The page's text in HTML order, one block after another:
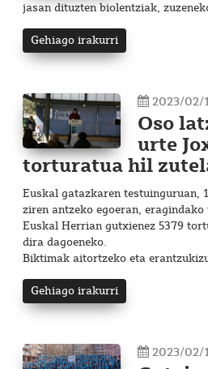
jasan dituzten biolentziak,
Gehiago irakurri
2023/02/
Oso
urte
torturatua hil
Euskal gatazkaren testuinguruan,
ziren antzeko egoeran,
Euskal Herrian gutxienez 5379
dira dagoeneko.
Biktimak aitortzeko eta
Gehiago irakurri
2023/02/